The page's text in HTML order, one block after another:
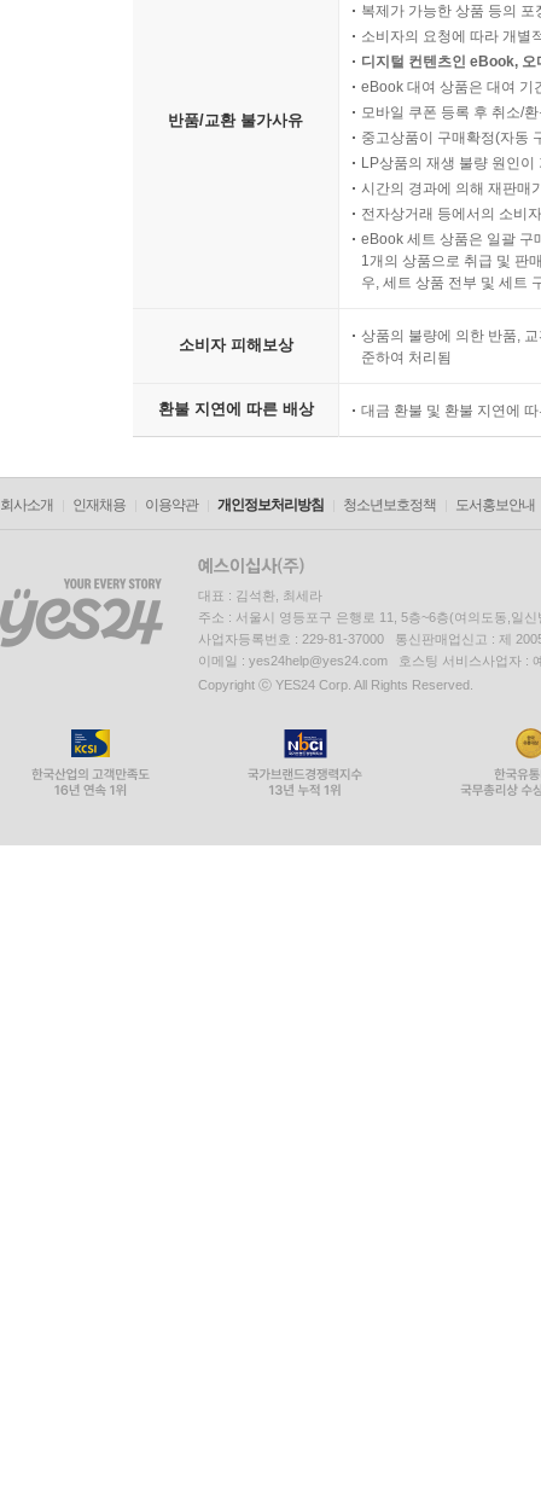
반품/교환 불가사유
복제가 가능한 상품 등의
소비자의 요청에 따라 개별
디지털 컨텐츠인 eBook,
eBook 대여 상품은 대여 기
모바일 쿠폰 등록 후 취소/
중고상품이 구매확정(자동
LP상품의 재생 불량 원인
시간의 경과에 의해 재판매
전자상거래 등에서의 소비
eBook 세트 상품은 일괄 구
1개의 상품으로 취급 및 판
우, 세트 상품 전부 및 세트
소비자 피해보상
상품의 불량에 의한 반품,
준하여 처리됨
환불 지연에 따른 배상 대금 환불 및 환불 지연에
회사소개 인재채용 이용약관 개인정보처리방침 청소년보호정책 도서홍보안내
대표 : 김석환, 최세라
주소 : 서울시 영등포구 은행로 11, 5층~6층(여의도동,일신
사업자등록번호 : 229-81-37000 통신판매업신고 : 제
이메일 : yes24help@yes24.com 호스팅 서비스사업자 :
Copyright ⓒ YES24 Corp. All Rights Reserved.